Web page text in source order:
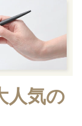
人気の